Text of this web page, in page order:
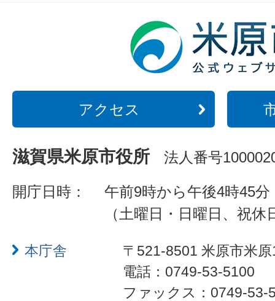
アクセス
滋賀県米原市役所 法人番号
開庁日時：
午前9時から午後4時45分
（土曜日・日曜日、祝
本庁舎
〒521-8501 米原市米
電話：0749-53-5100
ファックス：0749-53-